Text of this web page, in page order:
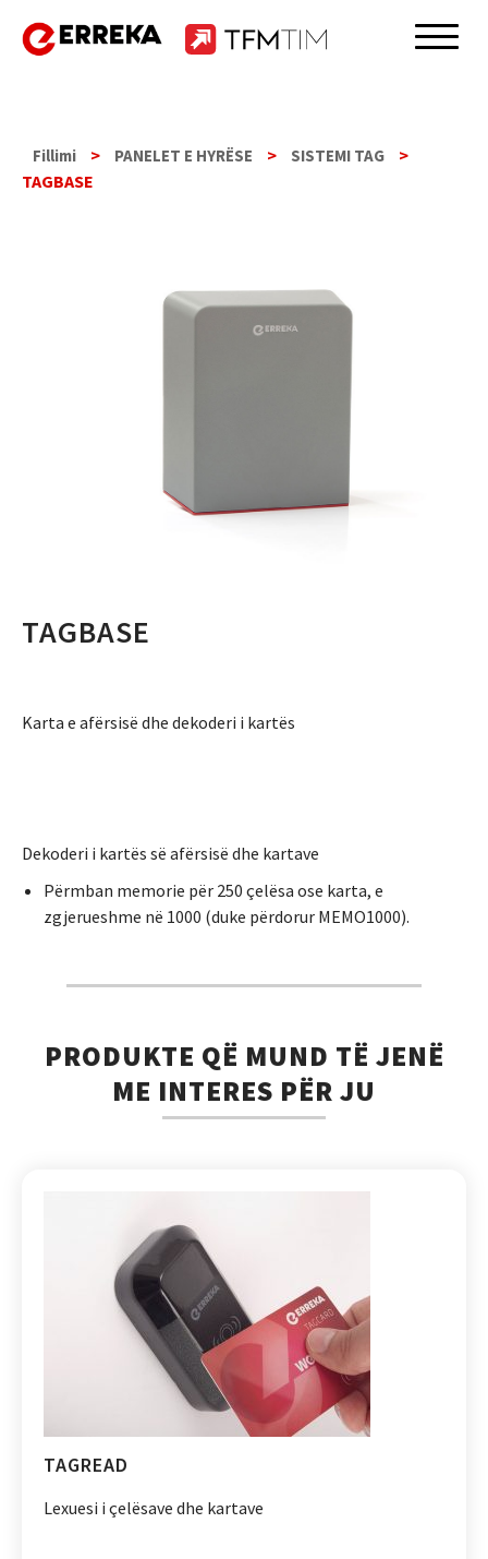
Erreka
Fillimi > PANELET E HYRËSE > SISTEMI TAG
>
TAGBASE
TAGBASE
Karta e afërsisë dhe dekoderi i kartës
Dekoderi i kartës së afërsisë dhe kartave
Përmban memorie për 250 çelësa ose karta, e
zgjerueshme në 1000 (duke përdorur MEMO1000).
PRODUKTE QË MUND TË JENË
ME INTERES PËR JU
TAGREAD
Lexuesi i çelësave dhe kartave